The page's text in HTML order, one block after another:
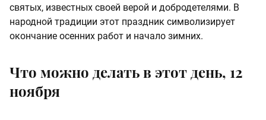
святых, известных своей верой и добродетелями. В
народной традиции этот праздник символизирует
окончание осенних работ и начало зимних.
Что можно делать в этот день, 12
ноября